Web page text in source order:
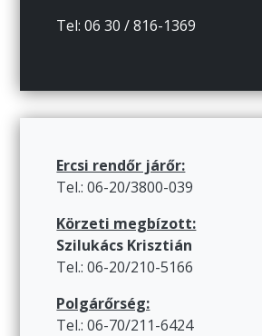
Tel: 06 30 / 816-1369
Ercsi rendőr járőr:
Tel.: 06-20/3800-039
Körzeti megbízott:
Szilukács Krisztián
Tel.: 06-20/210-5166
Polgárőrség:
Tel.: 06-70/211-6424